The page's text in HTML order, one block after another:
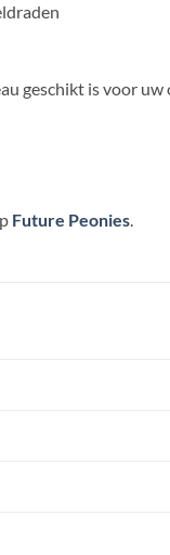
geschikt is voor
Future Peonies.